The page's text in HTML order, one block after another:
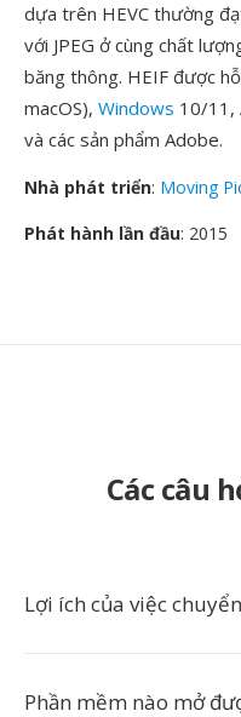
dựa trên HEVC thường
với JPEG ở cùng chất
băng thông. HEIF được
macOS), Windows 10/11,
và các sản phẩm Adobe.
Nhà phát triển: Moving
Phát hành lần đầu: 2015
Các câu
Lợi ích của việc
Phần mềm nào mở